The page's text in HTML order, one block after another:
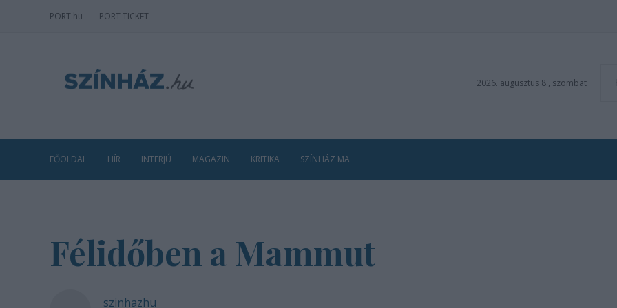
PORT.hu PORT TICKET
2026. augusztus 8., szombat
FŐOLDAL HÍR INTERJÚ MAGAZIN KRITIKA SZÍNHÁZ MA
Félidőben a Mammut
szinhazhu